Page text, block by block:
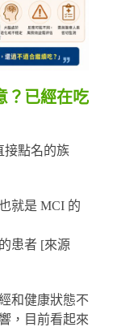
？已經在吃
接點名的族
就是 MCI 的
患者 [來源
和健康狀態不
，目前看起來